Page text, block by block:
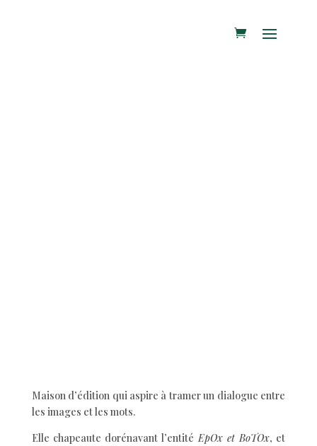
Maison d’édition qui aspire à tramer un dialogue entre
les images et les mots.
Elle chapeaute dorénavant l’entité EpOx et BoTOx, et